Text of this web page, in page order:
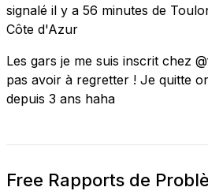
signalé il y a 56 minutes de
Côte d'Azur
Les gars je me suis inscrit chez
pas avoir à regretter ! Je quitte
depuis 3 ans haha
Free Rapports de